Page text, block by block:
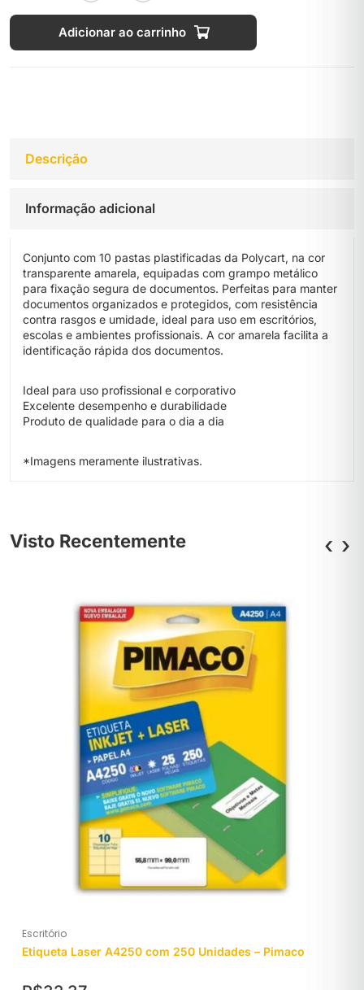
Adicionar ao carrinho
Descrição
Informação adicional
Conjunto com 10 pastas plastificadas da Polycart, na cor
transparente amarela, equipadas com grampo metálico
para fixação segura de documentos. Perfeitas para manter
documentos organizados e protegidos, com resistência
contra rasgos e umidade, ideal para uso em escritórios,
escolas e ambientes profissionais. A cor amarela facilita a
identificação rápida dos documentos.
Ideal para uso profissional e corporativo
Excelente desempenho e durabilidade
Produto de qualidade para o dia a dia
*Imagens meramente ilustrativas.
Visto Recentemente
Escritório
Etiqueta Laser A4250 com 250 Unidades – Pimaco
‹ ›